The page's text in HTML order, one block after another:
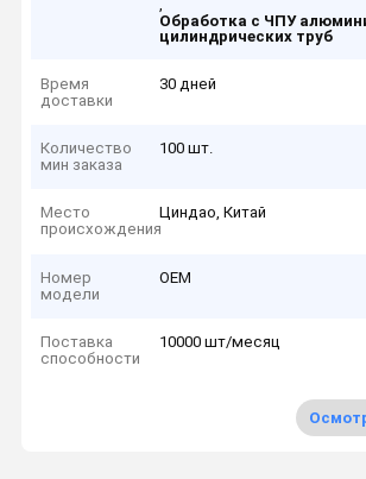
,
Обработка с ЧПУ
цилиндрических труб
Время
доставки
30 дней
Количество
мин заказа
100 шт.
Место
происхождения
Циндао, Китай
Номер
модели
OEM
Поставка
способности
10000 шт/месяц